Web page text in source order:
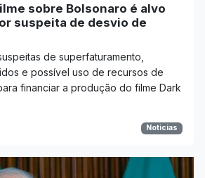
sobre Bolsonaro é alvo
suspeita de desvio de
de superfaturamento,
e possível uso de recursos de
financiar a produção do filme Dark
Noticias